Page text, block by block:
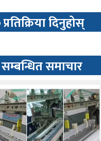
प्रतिक्रिया दिनुहोस्
सम्बन्धित समाचार